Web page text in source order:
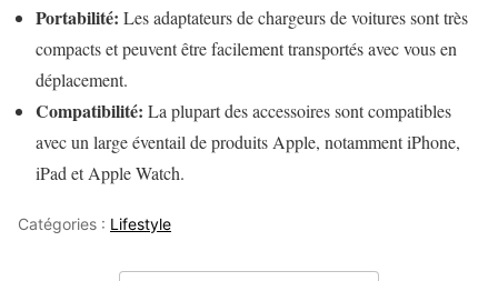
Portabilité: Les adaptateurs de chargeurs de voitures sont très
compacts et peuvent être facilement transportés avec vous en
déplacement.
Compatibilité: La plupart des accessoires sont compatibles
avec un large éventail de produits Apple, notamment iPhone,
iPad et Apple Watch.
Catégories : Lifestyle